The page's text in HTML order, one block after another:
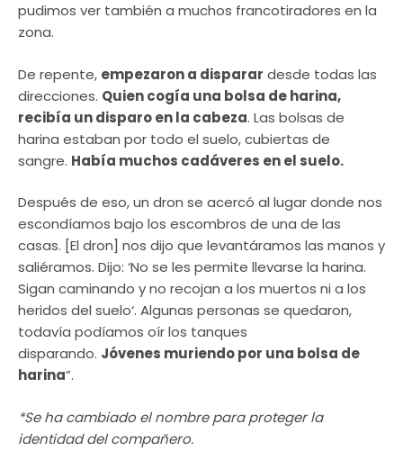
pudimos ver también a muchos francotiradores en la
zona.
De repente, empezaron a disparar desde todas las
direcciones. Quien cogía una bolsa de harina,
recibía un disparo en la cabeza. Las bolsas de
harina estaban por todo el suelo, cubiertas de
sangre. Había muchos cadáveres en el suelo.
Después de eso, un dron se acercó al lugar donde nos
escondíamos bajo los escombros de una de las
casas. [El dron] nos dijo que levantáramos las manos y
saliéramos. Dijo: ‘No se les permite llevarse la harina.
Sigan caminando y no recojan a los muertos ni a los
heridos del suelo‘. Algunas personas se quedaron,
todavía podíamos oír los tanques
disparando. Jóvenes muriendo por una bolsa de
harina”.
*Se ha cambiado el nombre para proteger la
identidad del compañero.